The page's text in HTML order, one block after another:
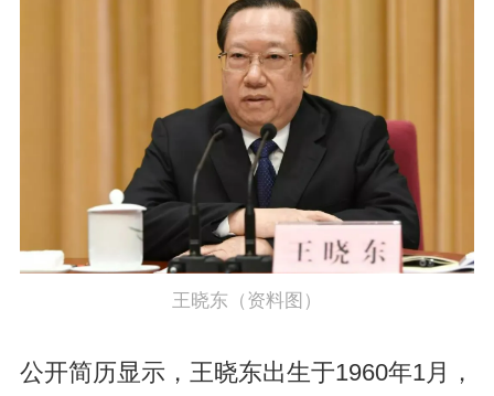
王晓东（资料图）
公开简历显示，王晓东出生于1960年1月，